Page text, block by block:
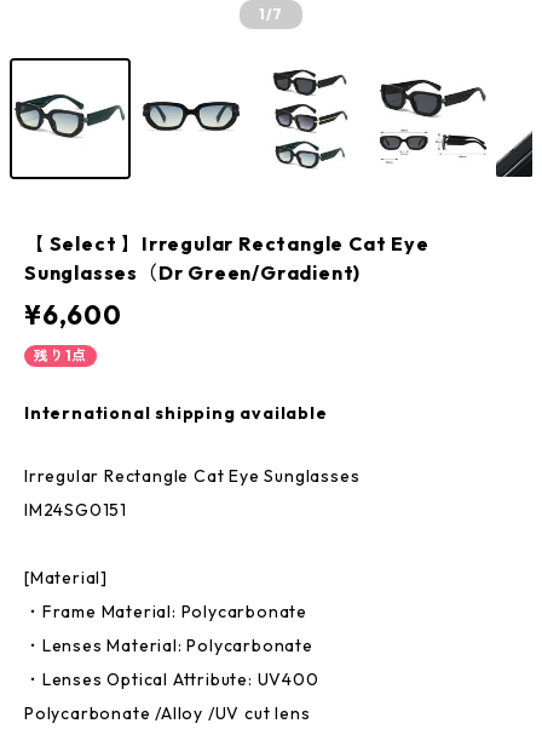
1/7
【 Select 】Irregular Rectangle Cat Eye
Sunglasses（Dr Green/Gradient)
¥6,600
残り1点
International shipping available
Irregular Rectangle Cat Eye Sunglasses
IM24SG0151
[Material]
・Frame Material: Polycarbonate
・Lenses Material: Polycarbonate
・Lenses Optical Attribute: UV400
Polycarbonate /Alloy /UV cut lens